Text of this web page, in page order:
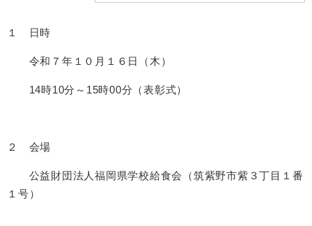
１ 日時
令和７年１０月１６日（木）
14時10分～15時00分（表彰式）
２ 会場
公益財団法人福岡県学校給食会（筑紫野市紫３丁目１番
１号）